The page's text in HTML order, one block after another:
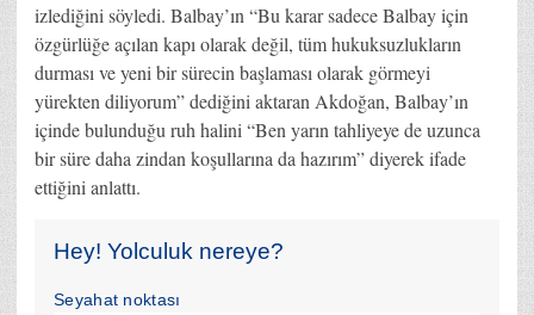
izlediğini söyledi. Balbay’ın “Bu karar sadece Balbay için
özgürlüğe açılan kapı olarak değil, tüm hukuksuzlukların
durması ve yeni bir sürecin başlaması olarak görmeyi
yürekten diliyorum” dediğini aktaran Akdoğan, Balbay’ın
içinde bulunduğu ruh halini “Ben yarın tahliyeye de uzunca
bir süre daha zindan koşullarına da hazırım” diyerek ifade
ettiğini anlattı.
Hey! Yolculuk nereye?
Seyahat noktası